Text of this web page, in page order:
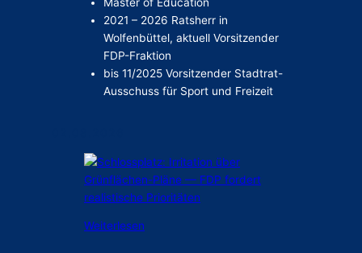
2021 – 2026 Ratsherr in
Wolfenbüttel, aktuell Vorsitzender
FDP-Fraktion
bis 11/2025 Vorsitzender Stadtrat-
Ausschuss für Sport und Freizeit
Weiterlesen